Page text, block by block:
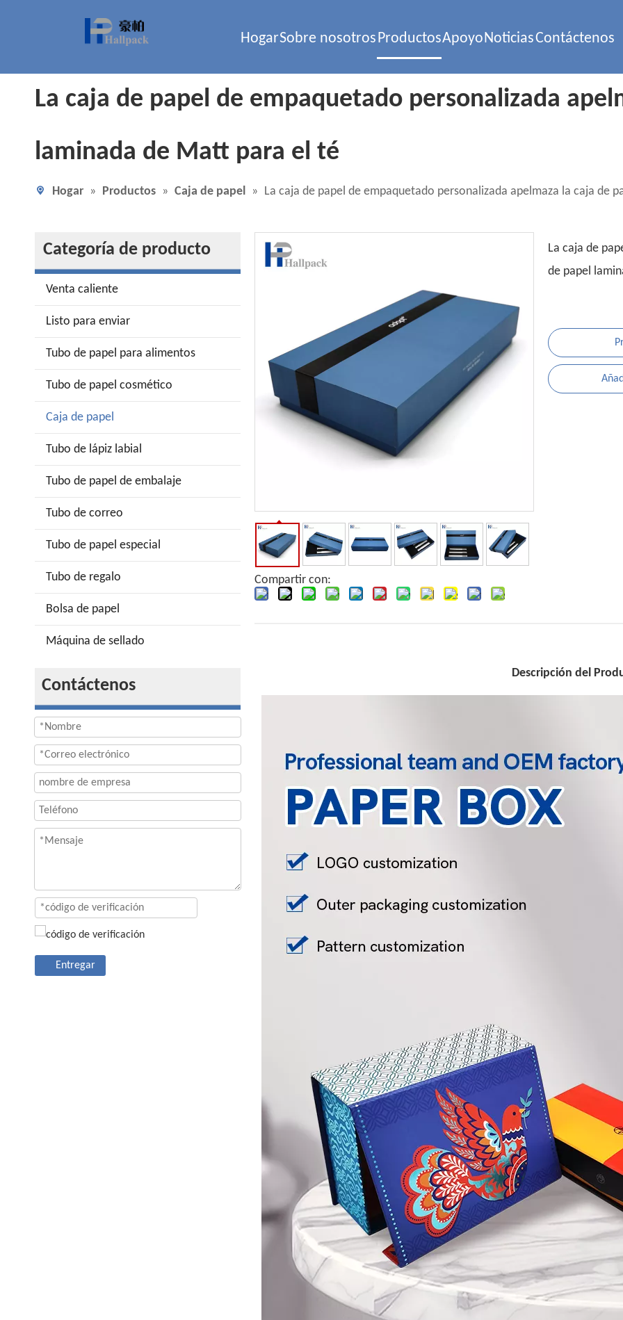
HogarSobre nosotrosProductosApoyoNoticiasContáctenos
La caja de papel de empaquetado personalizada
laminada de Matt para el té
Hogar » Productos » Caja de papel » La caja de papel de empaquetado personalizada apelmaza la caja de
Categoría de producto
Venta caliente
Listo para enviar
Tubo de papel para alimentos
Tubo de papel cosmético
Caja de papel
Tubo de lápiz labial
Tubo de papel de embalaje
Tubo de correo
Tubo de papel especial
Tubo de regalo
Bolsa de papel
Máquina de sellado
Contáctenos
Entregar
Compartir con:
La caja de
de papel
Descripción del